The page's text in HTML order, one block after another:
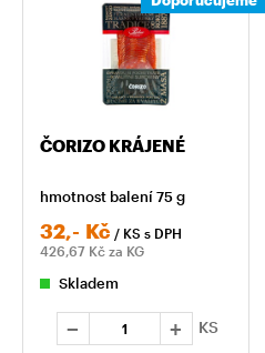
ČORIZO KRÁJENÉ
hmotnost balení 75 g
32,- Kč / KS s DPH
426,67 Kč za KG
Skladem
KS